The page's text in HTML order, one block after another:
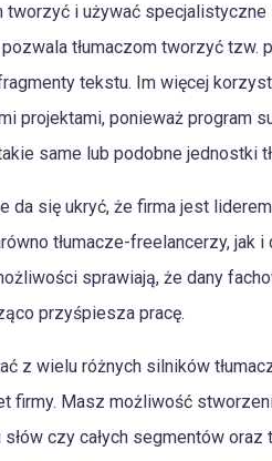
i używać
tłumaczom tworzyć tzw.
tekstu. Im więcej
projektami, ponieważ program
same lub podobne jednostki
się ukryć, że firma jest
tłumacze-freelancerzy, jak i
sprawiają, że dany
przyśpiesza pracę.
z wielu różnych silników
firmy. Masz możliwość
czy całych segmentów